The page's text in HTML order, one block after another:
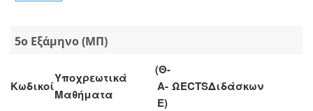
5ο Εξάμηνο (ΜΠ)
Κωδικοί
Υποχρεωτικά
Μαθήματα
(Θ-
Α-
Ε)
ΩECTSΔιδάσκων